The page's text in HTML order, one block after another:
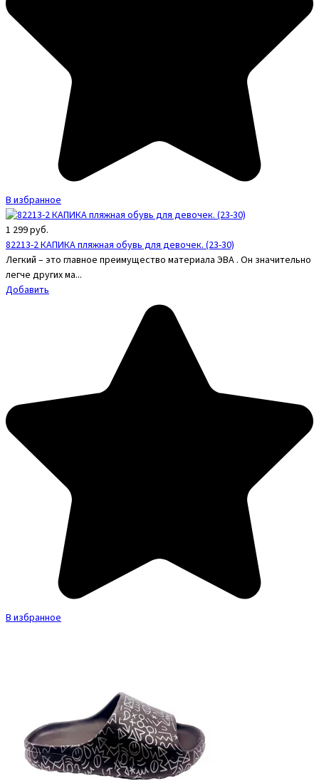
В избранное
1 299руб.
82213-2 КАПИКА пляжная обувь для девочек. (23-30)
Легкий – это главное преимущество материала ЭВА . Он значительно
легче других ма...
Добавить
В избранное